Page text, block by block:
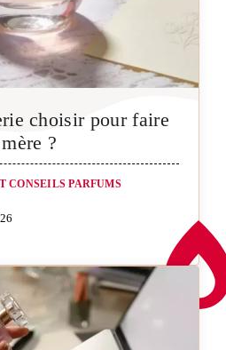
choisir pour faire
?
CONSEILS PARFUMS